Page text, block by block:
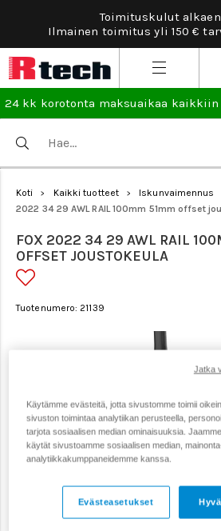
Toimituskulut alkaen
Ilmainen toimitus yli 150 €
24 kk korotonta maksuaikaa kaikkiin
Koti > Kaikki tuotteet > Iskunvaimennus
2022 34 29 AWL RAIL 100mm 51mm offset
FOX 2022 34 29 AWL RAIL
OFFSET JOUSTOKEULA
Tuotenumero: 21139
Käytämme evästeitä, jotta sivustomme toimii
sivuston toimintaa analytiikan perusteella,
tarjota sosiaalisen median ominaisuuksia.
käytät sivustoamme sosiaalisen median,
analytiikkakumppaneidemme kanssa.
Evästeasetukset
Jatka